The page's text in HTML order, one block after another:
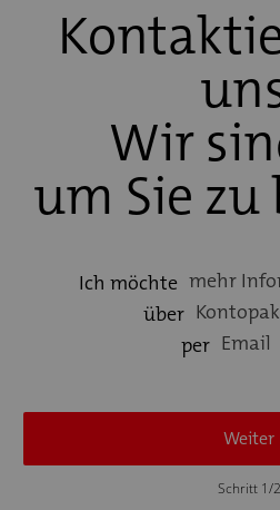
Wir
um Sie zu
Ich möchte mehr
über
per Email
Weiter
Schritt 1/2